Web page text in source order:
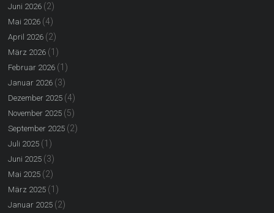
Juni 2026 (2)
Mai 2026 (4)
April 2026 (2)
März 2026 (1)
Februar 2026 (1)
Januar 2026 (3)
Dezember 2025 (4)
November 2025 (5)
September 2025 (2)
Juli 2025 (1)
Juni 2025 (3)
Mai 2025 (2)
März 2025 (1)
Januar 2025 (2)